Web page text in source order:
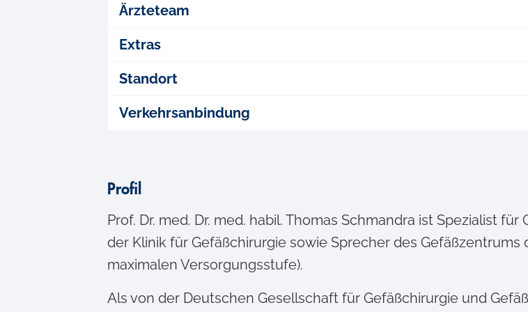
Ärzteteam
Extras
Standort
Verkehrsanbindung
Profil
Prof. Dr. med. Dr. med. habil. Thomas Schmandra ist Spezialist
der Klinik für Gefäßchirurgie sowie Sprecher des Gefäßzentrums
maximalen Versorgungsstufe).
Als von der Deutschen Gesellschaft für Gefäßchirurgie und